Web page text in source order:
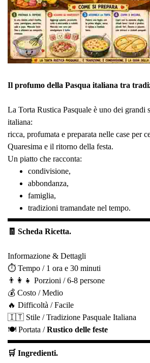
Il profumo della Pasqua italiana tra
La Torta Rustica Pasquale è uno dei grandi
italiana:
ricca, profumata e preparata nelle case per
Quaresima e il ritorno della festa.
Un piatto che racconta:
condivisione,
abbondanza,
famiglia,
tradizioni tramandate nel tempo.
🧾 Scheda Ricetta.
Informazione & Dettagli
⏱️ Tempo / 1 ora e 30 minuti
👨‍👩‍👧 Porzioni / 6-8 persone
💰 Costo / Medio
🔥 Difficoltà / Facile
🇮🇹 Stile / Tradizione Pasquale Italiana
🍽️ Portata /Rustico delle feste
🛒 Ingredienti.